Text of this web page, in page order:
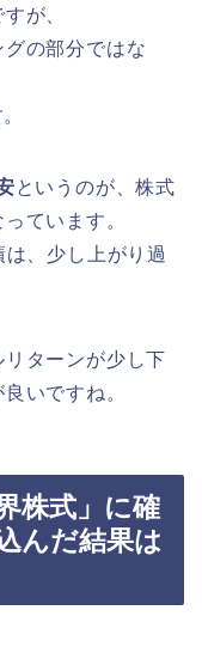
が、
の部分ではな
というのが、株式
ています。
、少し上がり過
ターンが少し下
いですね。
株式」に確
んだ結果は